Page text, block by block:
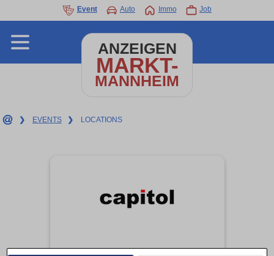
Event Auto Immo Job
ANZEIGEN
MARKT-
MANNHEIM
❯ EVENTS ❯ LOCATIONS